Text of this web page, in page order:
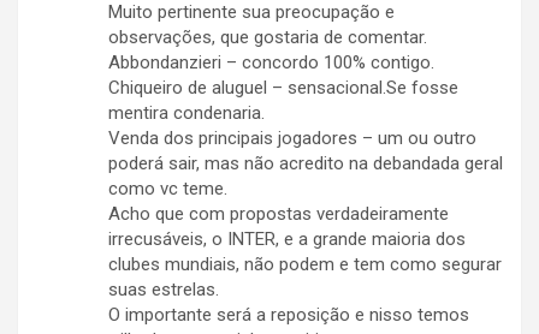
Muito pertinente sua preocupação e
observações, que gostaria de comentar.
Abbondanzieri – concordo 100% contigo.
Chiqueiro de aluguel – sensacional.Se fosse
mentira condenaria.
Venda dos principais jogadores – um ou outro
poderá sair, mas não acredito na debandada geral
como vc teme.
Acho que com propostas verdadeiramente
irrecusáveis, o INTER, e a grande maioria dos
clubes mundiais, não podem e tem como segurar
suas estrelas.
O importante será a reposição e nisso temos